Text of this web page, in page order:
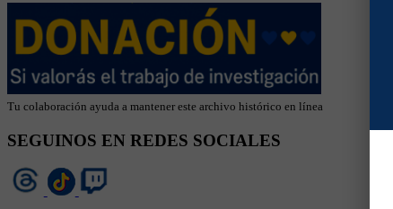
Tu colaboración ayuda a mantener este archivo histórico en línea
SEGUINOS EN REDES SOCIALES